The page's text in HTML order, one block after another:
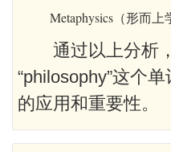
Metaphysics（形而上
通过以上分析
“philosophy”这个
的应用和重要性。